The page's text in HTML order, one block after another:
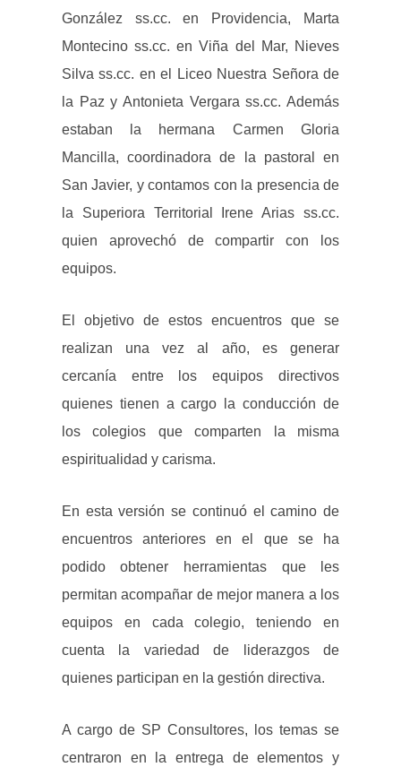
González ss.cc. en Providencia, Marta
Montecino ss.cc. en Viña del Mar, Nieves
Silva ss.cc. en el Liceo Nuestra Señora de
la Paz y Antonieta Vergara ss.cc. Además
estaban la hermana Carmen Gloria
Mancilla, coordinadora de la pastoral en
San Javier, y contamos con la presencia de
la Superiora Territorial Irene Arias ss.cc.
quien aprovechó de compartir con los
equipos.
El objetivo de estos encuentros que se
realizan una vez al año, es generar
cercanía entre los equipos directivos
quienes tienen a cargo la conducción de
los colegios que comparten la misma
espiritualidad y carisma.
En esta versión se continuó el camino de
encuentros anteriores en el que se ha
podido obtener herramientas que les
permitan acompañar de mejor manera a los
equipos en cada colegio, teniendo en
cuenta la variedad de liderazgos de
quienes participan en la gestión directiva.
A cargo de SP Consultores, los temas se
centraron en la entrega de elementos y